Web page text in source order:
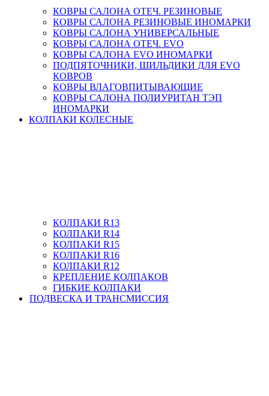
КОВРЫ САЛОНА ОТЕЧ. РЕЗИНОВЫЕ
КОВРЫ САЛОНА РЕЗИНОВЫЕ ИНОМАРКИ
КОВРЫ САЛОНА УНИВЕРСАЛЬНЫЕ
КОВРЫ САЛОНА ОТЕЧ. EVO
КОВРЫ САЛОНА EVO ИНОМАРКИ
ПОДПЯТОЧНИКИ, ШИЛЬДИКИ ДЛЯ EVO
КОВРОВ
КОВРЫ ВЛАГОВПИТЫВАЮЩИЕ
КОВРЫ САЛОНА ПОЛИУРИТАН ТЭП
ИНОМАРКИ
КОЛПАКИ КОЛЕСНЫЕ
КОЛПАКИ R13
КОЛПАКИ R14
КОЛПАКИ R15
КОЛПАКИ R16
КОЛПАКИ R12
КРЕПЛЕНИЕ КОЛПАКОВ
ГИБКИЕ КОЛПАКИ
ПОДВЕСКА И ТРАНСМИССИЯ